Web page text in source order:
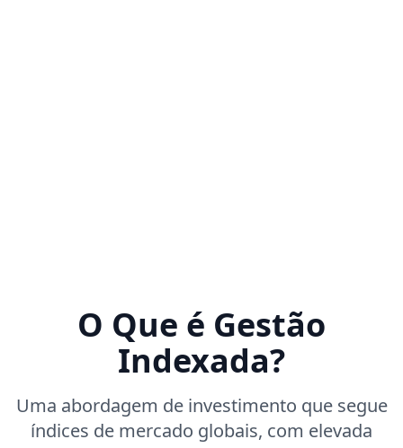
O Que é Gestão
Indexada?
Uma abordagem de investimento que segue
índices de mercado globais, com elevada